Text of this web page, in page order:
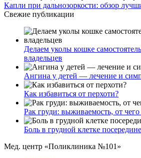
Капли при дальнозоркости: обзор
Свежие публикации
Делаем уколы кошке
владельцев
Ангина у детей — лечение и
Как избавиться от перхоти?
Рак груди: выживаемость, от чего
Боль в грудной клетке посередине
Мед. центр «Поликлиника №101»